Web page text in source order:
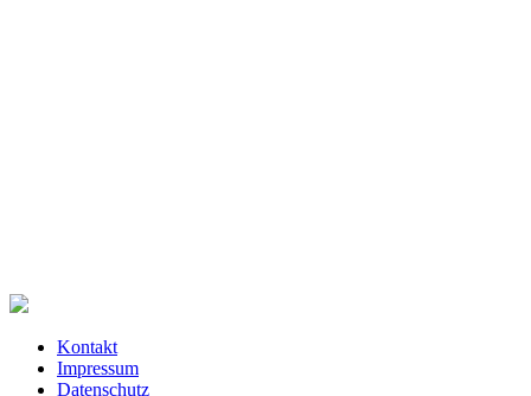
Kontakt
Impressum
Datenschutz